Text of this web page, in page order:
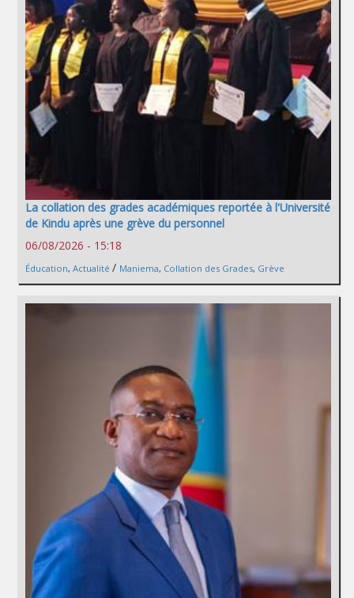
La collation des grades académiques reportée à l'Université
de Kindu après une grève du personnel
06/08/2026 - 15:18
Éducation, Actualité / Maniema, Collation des Grades, Grève